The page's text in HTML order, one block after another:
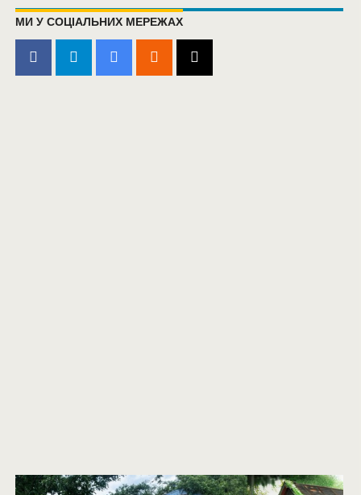
МИ У СОЦІАЛЬНИХ МЕРЕЖАХ